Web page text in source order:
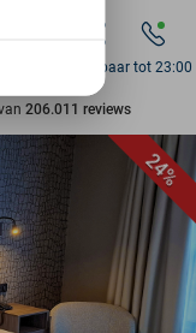
206.011 reviews
Bereikbaar tot 23:00
24%